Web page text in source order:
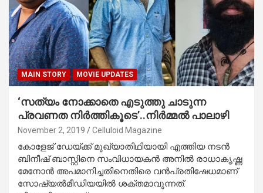
MAIN STORY MOVIE UPDATES
‘സത്യം നോക്കാതെ എടുത്തു ചാടുന്ന
പ്രവണത നിര്‍ത്തികൂടെ’..നിര്‍മ്മല്‍ പാലാഴി
November 2, 2019 Celluloid Magazine
കോളേജ് ഡേയ്ക്ക് മുഖ്യാതിഥിയായി എത്തിയ നടന്‍
ബിനീഷ് ബാസ്റ്റിനെ സംവിധായകന്‍ അനില്‍ രാധാകൃഷ്ണ
മേനോന്‍ അപമാനിച്ചതിനെതിരെ വന്‍പ്രതിഷേധമാണ്
സോഷ്യല്‍മീഡിയയില്‍ ശക്തമാവുന്നത്.